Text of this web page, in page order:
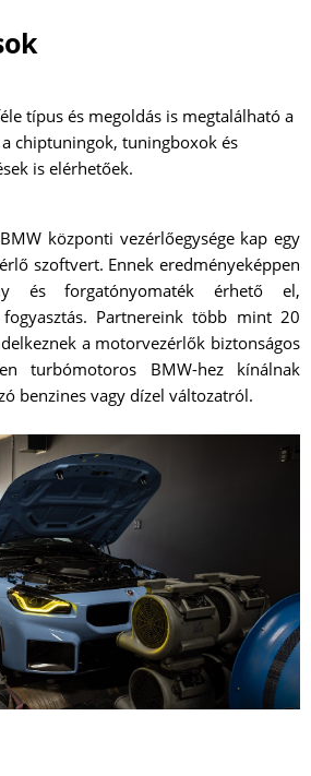
típus és megoldás is megtalálható a
chiptuningok, tuningboxok és
is elérhetőek.
központi vezérlőegysége kap egy
szoftvert. Ennek eredményeképpen
és forgatónyomaték érhető el,
Partnereink több mint 20
a motorvezérlők biztonságos
turbómotoros BMW-hez kínálnak
benzines vagy dízel változatról.